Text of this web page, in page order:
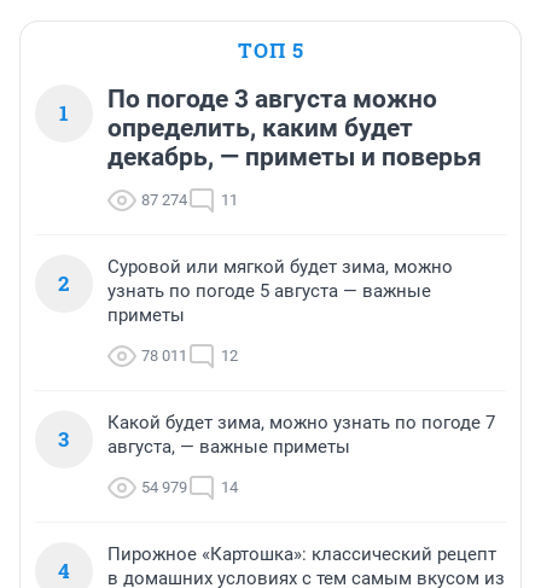
ТОП 5
1
По погоде 3 августа можно
определить, каким будет
декабрь, — приметы и поверья
87 274 11
2
Суровой или мягкой будет зима, можно
узнать по погоде 5 августа — важные
приметы
78 011 12
3
Какой будет зима, можно узнать по погоде 7
августа, — важные приметы
54 979 14
4
Пирожное «Картошка»: классический рецепт
в домашних условиях с тем самым вкусом из